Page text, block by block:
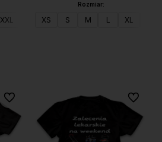
XXL
Rozmiar:
XS S M L XL
Do ulubionych Do